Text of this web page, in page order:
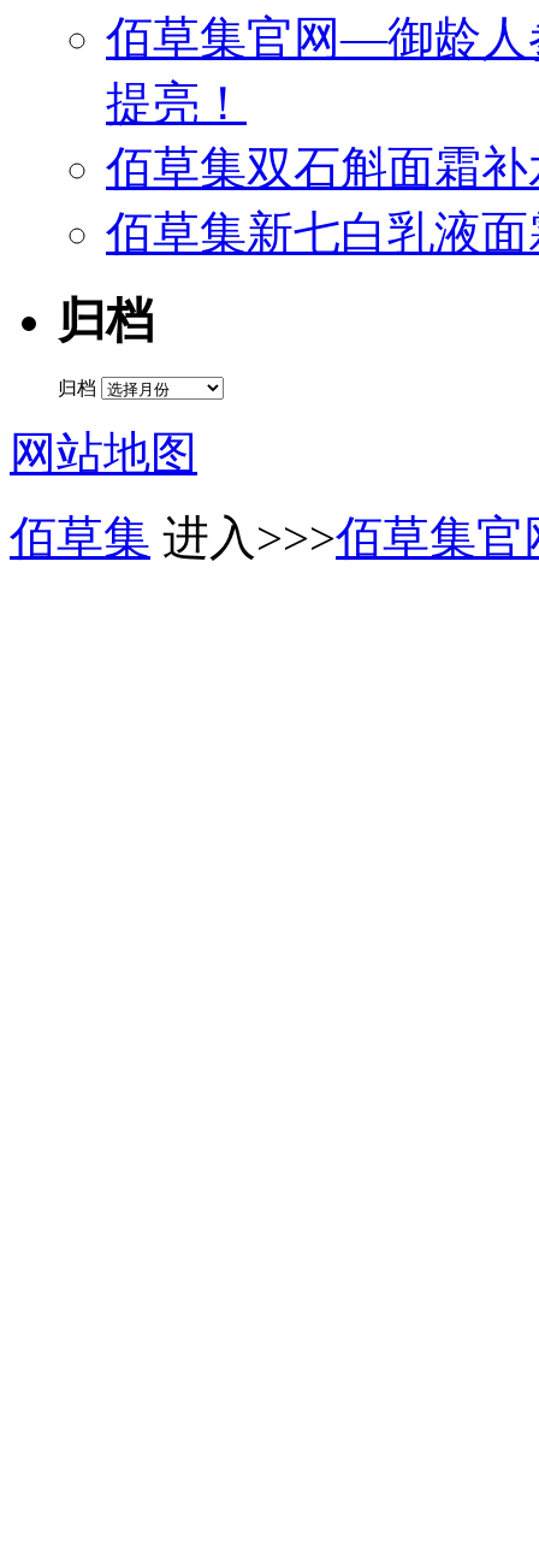
佰草集官网—御龄人
提亮！
佰草集双石斛面霜
佰草集新七白乳液
归档
归档
网站地图
佰草集 进入>>>佰草集官